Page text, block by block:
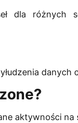
dla różnych
danych
aktywności na